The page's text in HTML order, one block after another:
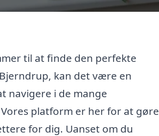
til at finde den perfekte
kan det være en
navigere i de mange
platform er her for at gøre
for dig. Uanset om du